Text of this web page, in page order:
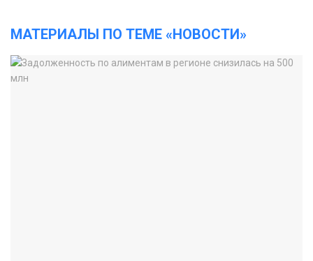
МАТЕРИАЛЫ ПО ТЕМЕ «НОВОСТИ»